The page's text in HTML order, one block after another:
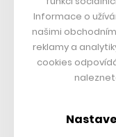
CZECHCRUNCH
V newsletteru
uniknout.
Informace o
našimi
reklamy a
cookies